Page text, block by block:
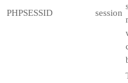
PHPSESSID session